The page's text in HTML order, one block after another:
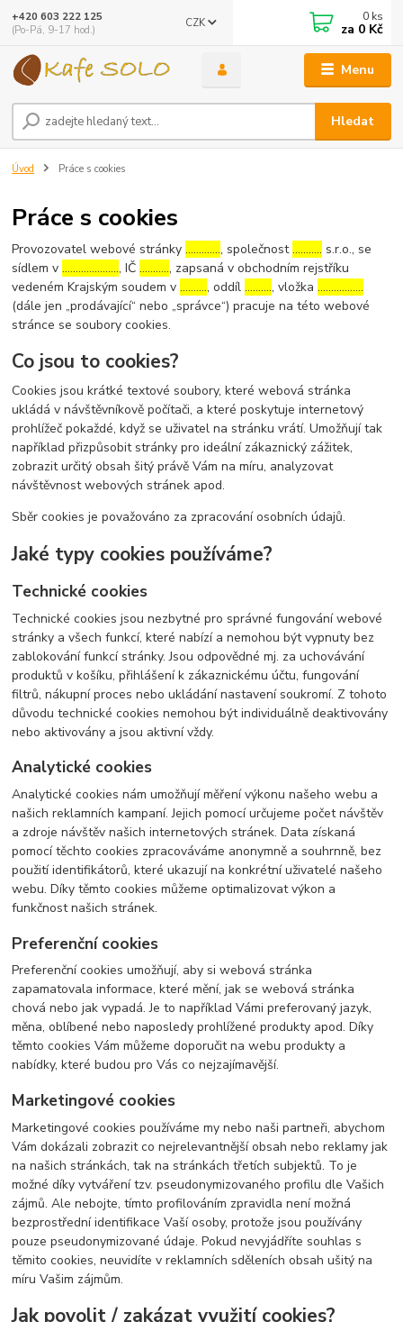
Menu
CZK
Hledat
+420 603 222 125
(Po-Pá, 9-17 hod.)
0 ks
za 0 Kč
Úvod Práce s cookies
Práce s cookies
Provozovatel webové stránky…………., společnost……….. s.r.o., se
sídlem v…………………, IČ……….., zapsaná v obchodním rejstříku
vedeném Krajským soudem v………., oddíl………., vložka……………..
(dále jen „prodávající“ nebo „správce“) pracuje na této webové
stránce se soubory cookies.
Co jsou to cookies?
Cookies jsou krátké textové soubory, které webová stránka
ukládá v návštěvníkově počítači, a které poskytuje internetový
prohlížeč pokaždé, když se uživatel na stránku vrátí. Umožňují tak
například přizpůsobit stránky pro ideální zákaznický zážitek,
zobrazit určitý obsah šitý právě Vám na míru, analyzovat
návštěvnost webových stránek apod.
Sběr cookies je považováno za zpracování osobních údajů.
Jaké typy cookies používáme?
Technické cookies
Technické cookies jsou nezbytné pro správné fungování webové
stránky a všech funkcí, které nabízí a nemohou být vypnuty bez
zablokování funkcí stránky. Jsou odpovědné mj. za uchovávání
produktů v košíku, přihlášení k zákaznickému účtu, fungování
filtrů, nákupní proces nebo ukládání nastavení soukromí. Z tohoto
důvodu technické cookies nemohou být individuálně deaktivovány
nebo aktivovány a jsou aktivní vždy.
Analytické cookies
Analytické cookies nám umožňují měření výkonu našeho webu a
našich reklamních kampaní. Jejich pomocí určujeme počet návštěv
a zdroje návštěv našich internetových stránek. Data získaná
pomocí těchto cookies zpracováváme anonymně a souhrnně, bez
použití identifikátorů, které ukazují na konkrétní uživatelé našeho
webu. Díky těmto cookies můžeme optimalizovat výkon a
funkčnost našich stránek.
Preferenční cookies
Preferenční cookies umožňují, aby si webová stránka
zapamatovala informace, které mění, jak se webová stránka
chová nebo jak vypadá. Je to například Vámi preferovaný jazyk,
měna, oblíbené nebo naposledy prohlížené produkty apod. Díky
těmto cookies Vám můžeme doporučit na webu produkty a
nabídky, které budou pro Vás co nejzajímavější.
Marketingové cookies
Marketingové cookies používáme my nebo naši partneři, abychom
Vám dokázali zobrazit co nejrelevantnější obsah nebo reklamy jak
na našich stránkách, tak na stránkách třetích subjektů. To je
možné díky vytváření tzv. pseudonymizovaného profilu dle Vašich
zájmů. Ale nebojte, tímto profilováním zpravidla není možná
bezprostřední identifikace Vaší osoby, protože jsou používány
pouze pseudonymizované údaje. Pokud nevyjádříte souhlas s
těmito cookies, neuvidíte v reklamních sděleních obsah ušitý na
míru Vašim zájmům.
Jak povolit / zakázat využití cookies?